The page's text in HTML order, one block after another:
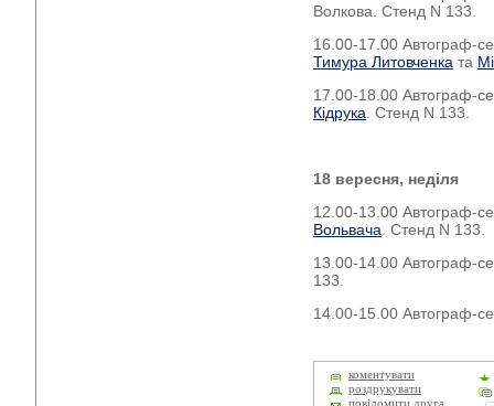
Волкова. Стенд N 133.
16.00-17.00 Автограф-
Тимура Литовченка та
17.00-18.00 Автограф-
Кідрука . Стенд N 133.
18 вересня, неділя
12.00-13.00 Автограф-
Вольвача . Стенд N 133.
13.00-14.00 Автограф-
133.
14.00-15.00 Автограф-
коментувати
роздрукувати
повідомити друга